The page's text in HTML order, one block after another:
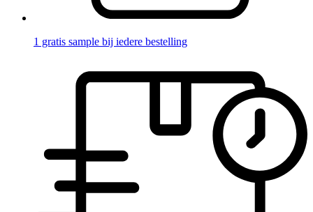
1 gratis sample bij iedere bestelling